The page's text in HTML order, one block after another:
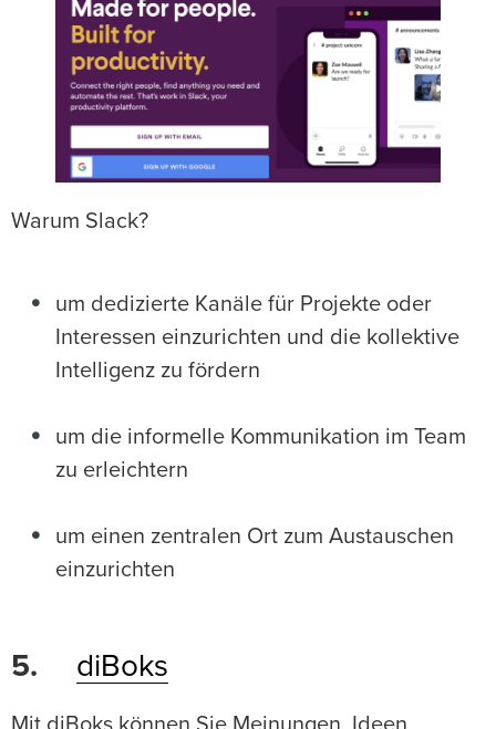
Warum Slack?
um dedizierte Kanäle für Projekte oder
Interessen einzurichten und die kollektive
Intelligenz zu fördern
um die informelle Kommunikation im Team
zu erleichtern
um einen zentralen Ort zum Austauschen
einzurichten
5. diBoks
Mit diBoks können Sie Meinungen, Ideen,